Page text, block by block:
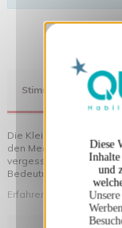
Diese
Inhalte
und
Stimmung
Die Kleidung von
den Menschen und
vergessen die
Bedeutung verleihen!
Erfahren Sie mehr über